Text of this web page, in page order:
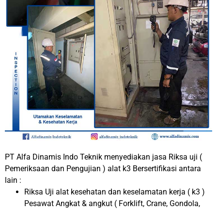
PT Alfa Dinamis Indo Teknik menyediakan jasa Riksa uji (
Pemeriksaan dan Pengujian ) alat k3 Bersertifikasi antara
lain :
Riksa Uji alat kesehatan dan keselamatan kerja ( k3 )
Pesawat Angkat & angkut ( Forklift, Crane, Gondola,